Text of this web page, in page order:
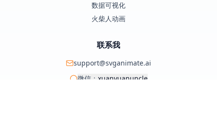
数据可视化
火柴人动画
联系我
support@svganimate.ai
微信： xuanyuanuncle